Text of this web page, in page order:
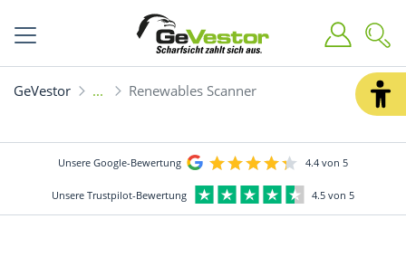
GeVestor Renewables Scanner
Unsere Google-Bewertung 4.4 von 5
Unsere Trustpilot-Bewertung 4.5 von 5